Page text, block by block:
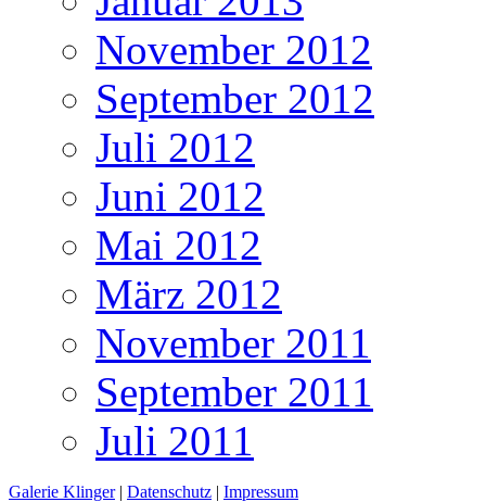
November 2012
September 2012
Juli 2012
Juni 2012
Mai 2012
März 2012
November 2011
September 2011
Juli 2011
Galerie Klinger| Datenschutz | Impressum